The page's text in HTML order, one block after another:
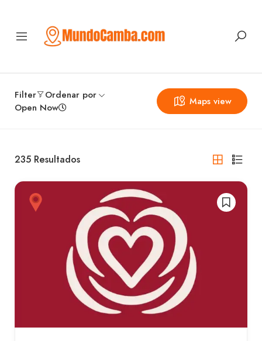
Filter
Ordenar por
Open Now
Maps view
235 Resultados